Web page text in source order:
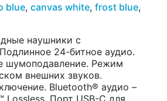
blue, canvas white, frost blue,
наушники с
24-битное аудио.
шумоподавление. Режим
внешних звуков.
Bluetooth® аудио –
Lossless. Порт USB-C для